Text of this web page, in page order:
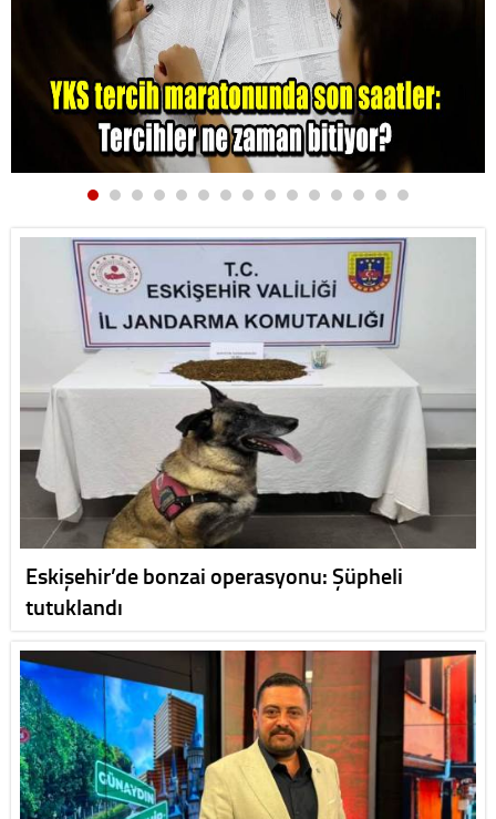
Eskişehir’de bonzai operasyonu: Şüpheli
tutuklandı